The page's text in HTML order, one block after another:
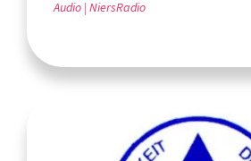
Audio NiersRadio